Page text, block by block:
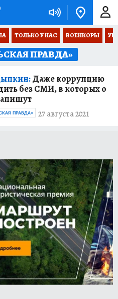
ТОЛЬКО У НАС ВОЕНКОРЫ
ПРАВДА»
Даже коррупцию
без СМИ, в которых о
27 августа 2021
ПРАВДА»